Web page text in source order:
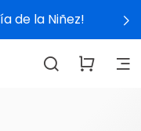
de la Niñez!